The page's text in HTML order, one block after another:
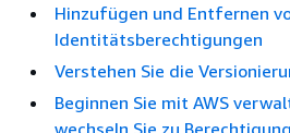
Hinzufügen und Entfernen
Identitätsberechtigungen
Verstehen Sie die
Beginnen Sie mit AWS
wechseln Sie zu